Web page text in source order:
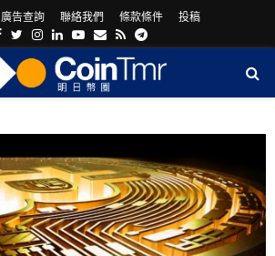
廣告查詢 聯絡我們 條款條件 投稿
Facebook
Twitter
Instagram
LinkedinYoutube
Email
RssTelegram